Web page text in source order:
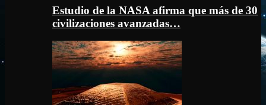
Estudio de la NASA afirma que más de 30
civilizaciones avanzadas…